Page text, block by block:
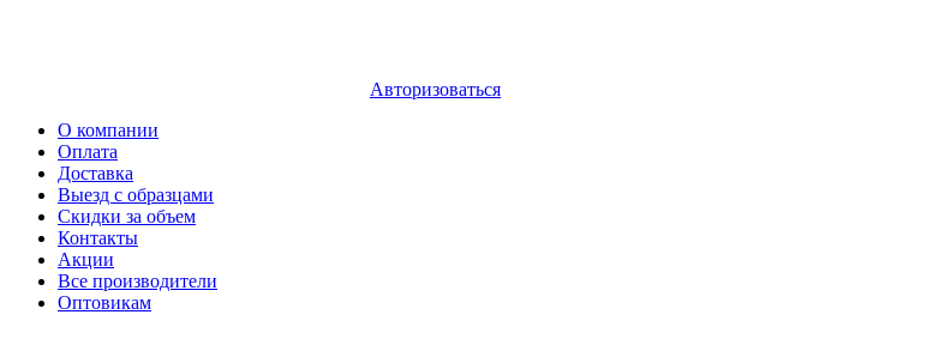
Авторизоваться
О компании
Оплата
Доставка
Выезд с образцами
Скидки за объем
Контакты
Акции
Все производители
Оптовикам